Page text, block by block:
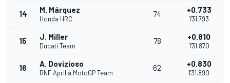
14 M. Márquez
Honda HRC
74 +0.733
1'31.793
15 J. Miller
Ducati Team
78 +0.810
1'31.870
16 A. Dovizioso
RNF Aprilia MotoGP Team
62 +0.830
1'31.890